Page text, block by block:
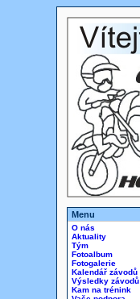
Menu
O nás
Aktuality
Tým
Fotoalbum
Fotogalerie
Kalendář závodů
Výsledky závodů
Kam na trénink